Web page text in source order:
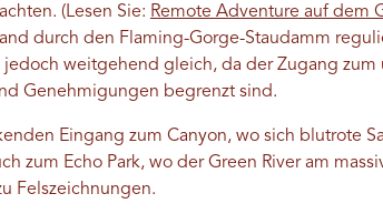
(Lesen Sie: Remote Adventure auf dem
durch den Flaming-Gorge-Staudamm
weitgehend gleich, da der Zugang zum
Genehmigungen begrenzt sind.
Eingang zum Canyon, wo sich blutrote
zum Echo Park, wo der Green River am
Felszeichnungen.